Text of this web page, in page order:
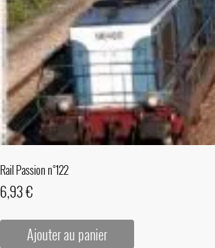
Rail Passion n°122
6,93€
Ajouter au panier